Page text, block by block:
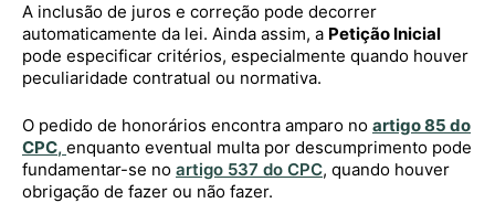
A inclusão de juros e correção pode decorrer
automaticamente da lei. Ainda assim, a Petição Inicial
pode especificar critérios, especialmente quando houver
peculiaridade contratual ou normativa.
O pedido de honorários encontra amparo no artigo 85 do
CPC, enquanto eventual multa por descumprimento pode
fundamentar-se no artigo 537 do CPC, quando houver
obrigação de fazer ou não fazer.